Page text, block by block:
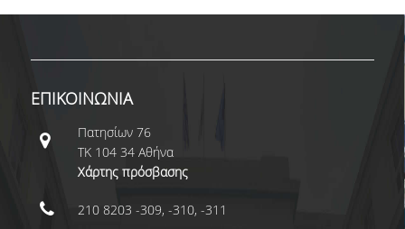
ΑΝΘΡΩΠΙΝΟ ΔΥΝΑΜΙΚΟ
ΜΕΛΗ ΔΕΠ
ΜΕΛΗ Ε.ΔΙ.Π
ΕΠΙΚΟΙΝΩΝΙΑ
Πατησίων 76
ΤΚ 104 34 Αθήνα
Χάρτης πρόσβασης
210 8203 -309, -310, -311